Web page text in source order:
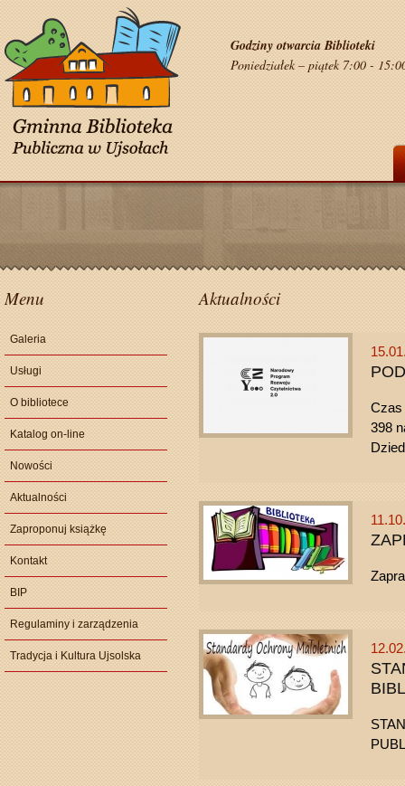
Godziny otwarcia Biblioteki
Poniedziałek – piątek 7:00 -
Menu
Galeria
Usługi
O bibliotece
Katalog on-line
Nowości
Aktualności
Zaproponuj książkę
Kontakt
BIP
Regulaminy i zarządzenia
Tradycja i Kultura Ujsolska
Aktualności
Czas
398